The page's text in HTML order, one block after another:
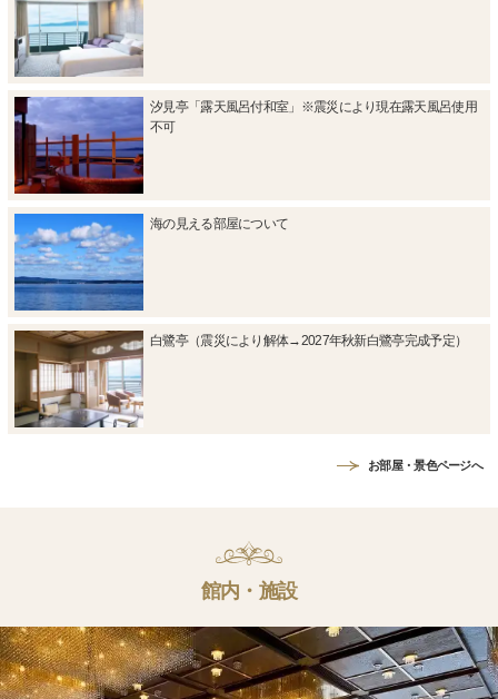
汐見亭「露天風呂付和室」※震災により現在露天風呂使用
不可
海の見える部屋について
白鷺亭（震災により解体→2027年秋新白鷺亭完成予定）
お部屋・景色ページへ
館内・施設